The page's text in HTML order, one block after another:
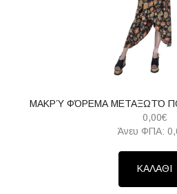
ΜΑΚΡΎ ΦΌΡΕΜΑ ΜΕΤΑΞΩΤΌ
0,00€
Άνευ ΦΠΑ:
ΚΑΛΑΘΙ